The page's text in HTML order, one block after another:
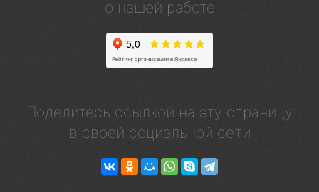
о нашей работе
Поделитесь ссылкой на эту страницу
в своей социальной сети